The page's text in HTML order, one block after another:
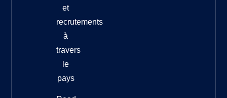
et
recrutements
à
travers
le
pays